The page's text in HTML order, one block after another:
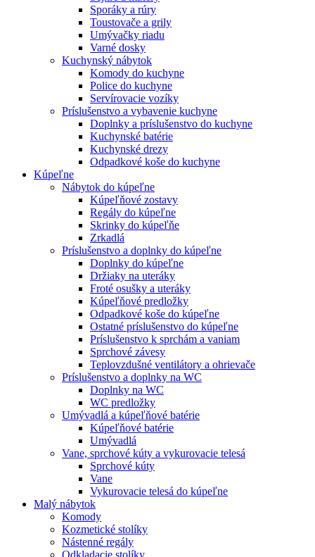
Sporáky a rúry
Toustovače a grily
Umývačky riadu
Varné dosky
Kuchynský nábytok
Komody do kuchyne
Police do kuchyne
Servírovacie vozíky
Príslušenstvo a vybavenie kuchyne
Doplnky a príslušenstvo do kuchyne
Kuchynské batérie
Kuchynské drezy
Odpadkové koše do kuchyne
Kúpeľne
Nábytok do kúpeľne
Kúpeľňové zostavy
Regály do kúpeľne
Skrinky do kúpeľňe
Zrkadlá
Príslušenstvo a doplnky do kúpeľne
Doplnky do kúpeľne
Držiaky na uteráky
Froté osušky a uteráky
Kúpeľňové predložky
Odpadkové koše do kúpeľne
Ostatné príslušenstvo do kúpeľne
Príslušenstvo k sprchám a vaniam
Sprchové závesy
Teplovzdušné ventilátory a ohrievače
Príslušenstvo a doplnky na WC
Doplnky na WC
WC predložky
Umývadlá a kúpeľňové batérie
Kúpeľňové batérie
Umývadlá
Vane, sprchové kúty a vykurovacie telesá
Sprchové kúty
Vane
Vykurovacie telesá do kúpeľne
Malý nábytok
Komody
Kozmetické stolíky
Nástenné regály
Odkladacie stolíky